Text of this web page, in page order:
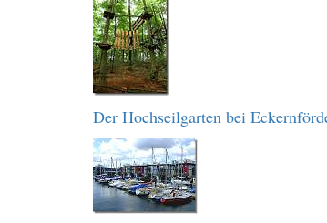
Der Hochseilgarten bei